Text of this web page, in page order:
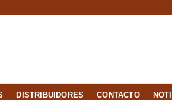
DISTRIBUIDORES CONTACTO